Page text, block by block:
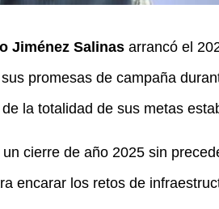
Jiménez Salinasarrancó el
promesas de campaña
la totalidad de sus metas
cierre de año 2025 sin
encarar los retos de